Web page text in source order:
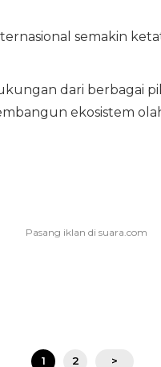
semakin
dari berbagai
ekosistem
1 2 >